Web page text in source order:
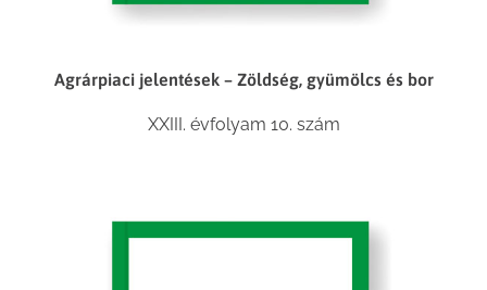
Agrárpiaci jelentések – Zöldség, gyümölcs és bor
XXIII. évfolyam 10. szám